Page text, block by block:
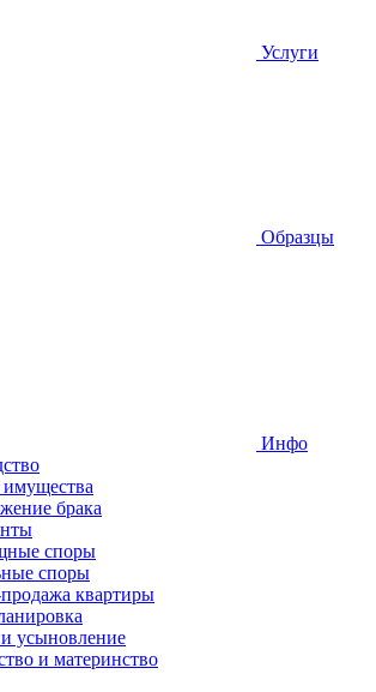
Услуги
Образцы
Инфо
имущества
брака
споры
споры
квартиры
усыновление
и материнство